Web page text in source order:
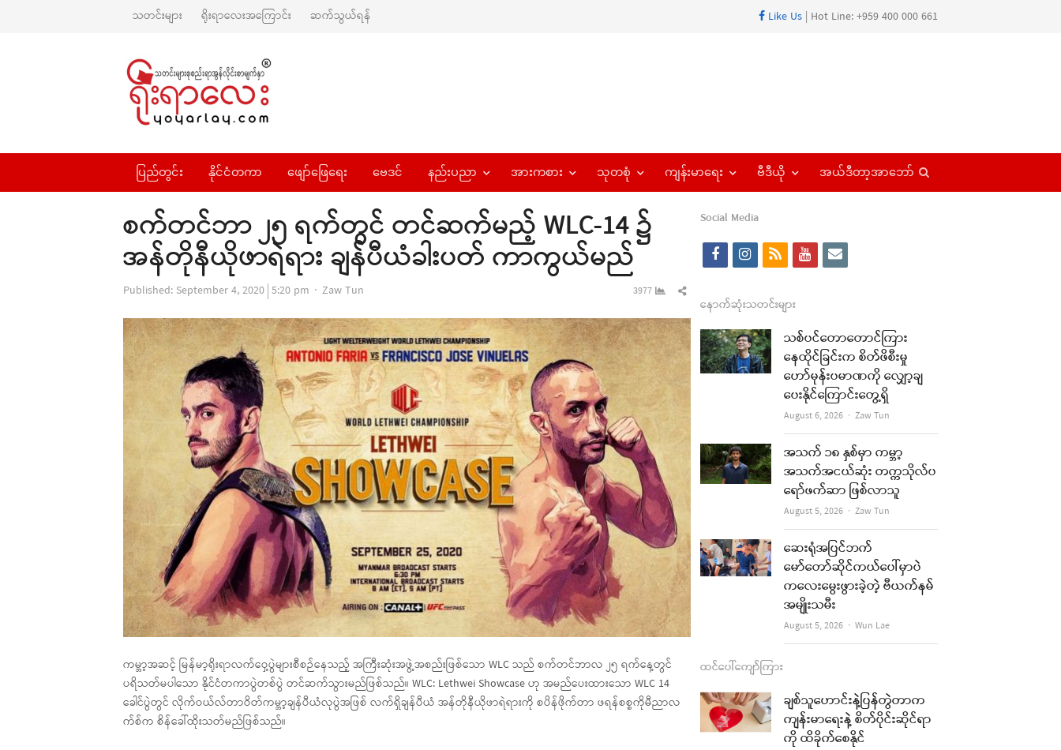
သတင်းများ ရိုးရာလေးအကြောင်း ဆက်သွယ်ရန် Like Us | Hot Line: +959 400 000 661
ပြည်တွင်း နိုင်ငံတကာ ဖျော်ဖြေရေး ဗေဒင် နည်းပညာ အားကစား သုတစုံ ကျန်းမာရေး ဗီဒီယို အယ်ဒီတာ့အာဘော်
စက်တင်ဘာ ၂၅ ရက်တွင် တင်ဆက်မည့် WLC-14 ၌
အန်တိုနီယိုဖာရဲရား ချန်ပီယံခါးပတ် ကာကွယ်မည်
Published: September 4, 2020 5:20 pm Author
Zaw Tun 3977
Share
this
post
ကမ္ဘာ့အဆင့် မြန်မာ့ရိုးရာလက်ဝှေ့ပွဲများစီစဉ်နေသည့် အကြီးဆုံးအဖွဲ့အစည်းဖြစ်သော WLC သည် စက်တင်ဘာလ ၂၅ ရက်နေ့တွင်
ပရိသတ်မပါသော နိုင်ငံတကာပွဲတစ်ပွဲ တင်ဆက်သွားမည်ဖြစ်သည်။ WLC: Lethwei Showcase ဟု အမည်ပေးထားသော WLC 14
ခေါင်ပွဲတွင် လိုက်ဝယ်လ်တာဝိတ်ကမ္ဘာ့ချန်ပီယံလုပွဲအဖြစ် လက်ရှိချန်ပီယံ အန်တိုနီယိုဖာရဲရားကို စပိန်ဖိုက်တာ ဖရန်စစ္စကိုမီညာလ
က်စ်က စိန်ခေါ်ထိုးသတ်မည်ဖြစ်သည်။
Social Media
f
c
e
b
o
i
s
t
a
g
m
r
s
y
t
u
b
e
e
i
l
နောက်ဆုံးသတင်းများ
သစ်ပင်တောတောင်ကြား
နေထိုင်ခြင်းက စိတ်ဖိစီးမှု
ဟော်မုန်းပမာဏကို လျှော့ချ
ပေးနိုင်ကြောင်းတွေ့ရှိ
August 6, 2026 Author
Zaw Tun
အသက် ၁၈ နှစ်မှာ ကမ္ဘာ့
အသက်အငယ်ဆုံး တက္ကသိုလ်ပ
ရော်ဖက်ဆာ ဖြစ်လာသူ
August 5, 2026 Author
Zaw Tun
ဆေးရုံအပြင်ဘက်
မော်တော်ဆိုင်ကယ်ပေါ်မှာပဲ
ကလေးမွေးဖွားခဲ့တဲ့ ဗီယက်နမ်
အမျိုးသမီး
August 5, 2026 Author
Wun Lae
ထင်ပေါ်ကျော်ကြား
ချစ်သူဟောင်းနဲ့ပြန်တွဲတာက
ကျန်းမာရေးနဲ့ စိတ်ပိုင်းဆိုင်ရာ
ကို ထိခိုက်စေနိုင်